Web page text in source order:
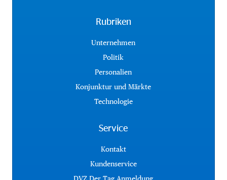
Rubriken
Unternehmen
Politik
Personalien
Konjunktur und Märkte
Technologie
Service
Kontakt
Kundenservice